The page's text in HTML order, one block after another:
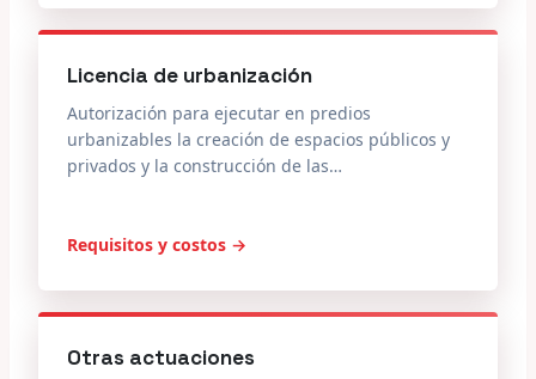
Licencia de urbanización
Autorización para ejecutar en predios
urbanizables la creación de espacios públicos y
privados y la construcción de las…
Requisitos y costos →
Otras actuaciones